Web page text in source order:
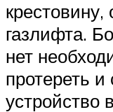
газлифта.
нет
протереть
устройство